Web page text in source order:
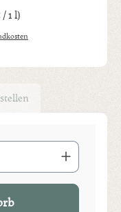
1 l)
Wert ein oder benutze